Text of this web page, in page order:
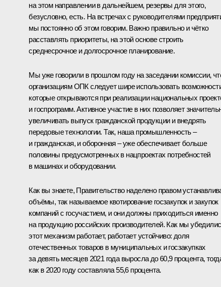
на этом направлении в дальнейшем, резервы для этого,
безусловно, есть. На встречах с руководителями
мы постоянно об этом говорим. Важно правильно и чётко
расставлять приоритеты, на этой основе строить
среднесрочное и долгосрочное планирование.
Мы уже говорили в прошлом году на заседании комиссии,
организациям ОПК следует шире использовать
которые открываются при реализации национальных
и госпрограмм. Активное участие в них позволяет
увеличивать выпуск гражданской продукции и внедрять
передовые технологии. Так, наша промышленность –
и гражданская, и оборонная – уже обеспечивает больше
половины предусмотренных в нацпроектах потребностей
в машинах и оборудовании.
Как вы знаете, Правительство наделено правом
объёмы, так называемое квотирование госзакупок и закупок
компаний с госучастием, и они должны приходиться именно
на продукцию российских производителей. Как мы
этот механизм работает, работает устойчиво: доля
отечественных товаров в муниципальных и госзакупках
за девять месяцев 2021 года выросла до 60,9 процента,
как в 2020 году составляла 55,6 процента.